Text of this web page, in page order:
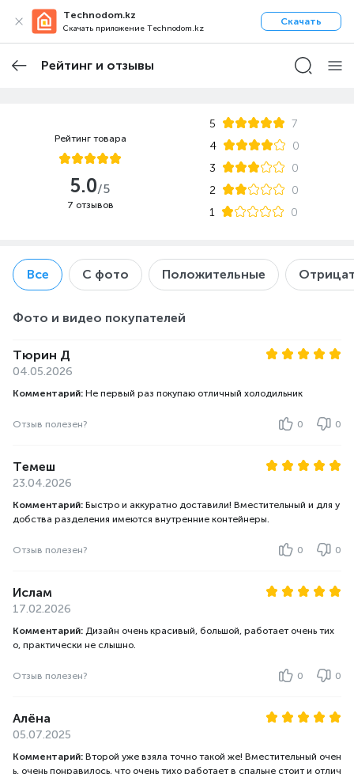
Technodom.kz
Скачать приложение Technodom.kz
Скачать
Рейтинг и отзывы
Все С фото Положительные
Фото и видео покупателей
Тюрин Д
04.05.2026
Комментарий: Не первый раз покупаю отличный холодильник
Отзыв полезен? 0 0
Темеш
23.04.2026
Комментарий: Быстро и аккуратно доставили! Вместительный и для у
добства разделения имеются внутренние контейнеры.
Отзыв полезен? 0 0
Ислам
17.02.2026
Комментарий: Дизайн очень красивый, большой, работает очень тих
о, практически не слышно.
Отзыв полезен? 0 0
Алёна
05.07.2025
Комментарий: Второй уже взяла точно такой же! Вместительный очен
ь, очень понравилось, что очень тихо работает в спальне стоит и отлич
Рейтинг товара
5.0/5
7 отзывов
5
7
4
0
3
0
2
0
1
0